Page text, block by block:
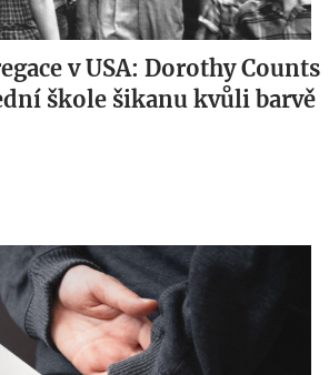
v USA: Dorothy Counts
škole šikanu kvůli barvě